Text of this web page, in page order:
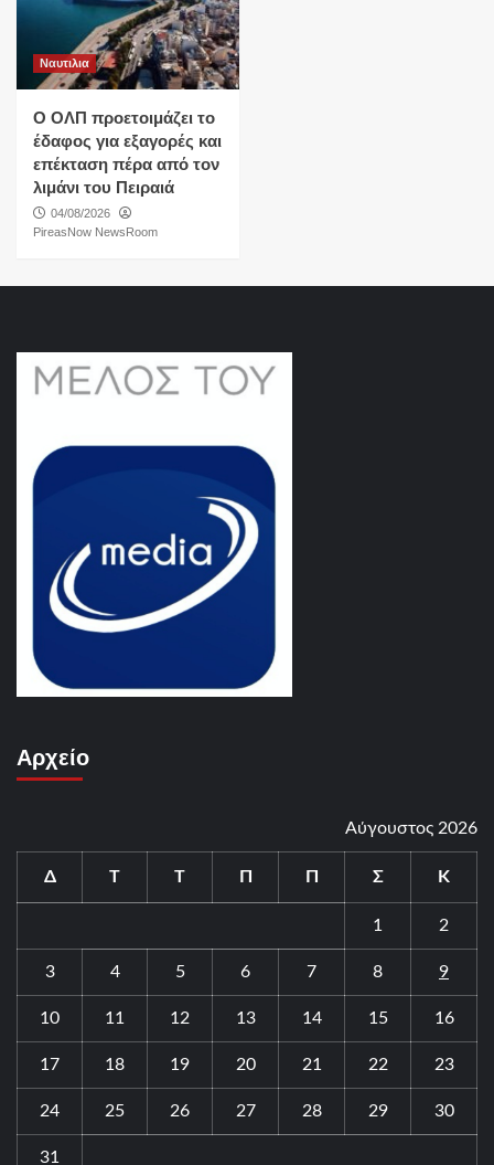
Ναυτιλια
O ΟΛΠ προετοιμάζει το
έδαφος για εξαγορές και
επέκταση πέρα από τον
λιμάνι του Πειραιά
04/08/2026
PireasNow NewsRoom
Αρχείο
Αύγουστος 2026
Δ Τ Τ Π Π Σ Κ
1 2
3 4 5 6 7 8 9
10 11 12 13 14 15 16
17 18 19 20 21 22 23
24 25 26 27 28 29 30
31